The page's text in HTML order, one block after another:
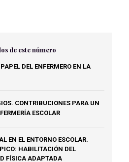
de este número
DEL ENFERMERO EN LA
CONTRIBUCIONES PARA UN
ESCOLAR
EN EL ENTORNO ESCOLAR.
HABILITACIÓN DEL
FÍSICA ADAPTADA